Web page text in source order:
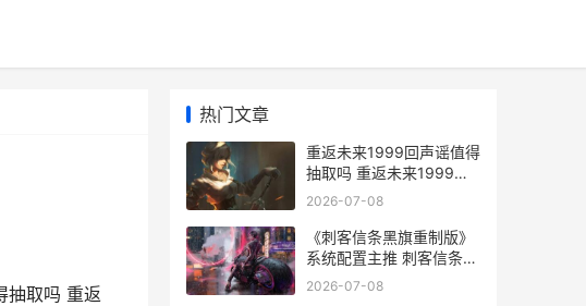
抽取吗 重返
热门文章
重返未来1999回声谣值得
抽取吗 重返未来1999回
声谣
2026-07-08
《刺客信条黑旗重制版》
系统配置主推 刺客信条黑
旗攻略
2026-07-08